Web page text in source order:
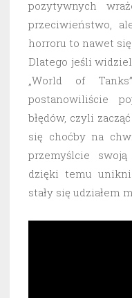
pozytywnych
przeciwieństwo,
horroru to nawet
Dlatego jeśli
„World of
postanowiliście
błędów, czyli
się choćby na
przemyślcie
dzięki temu
stały się udziałem